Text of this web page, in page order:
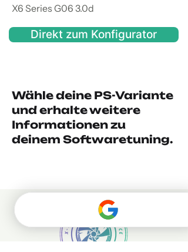
X6 Series G06 3.0d
Direkt zum Konfigurator
Wähle deine PS-Variante
und erhalte weitere
Informationen zu
deinem Softwaretuning.